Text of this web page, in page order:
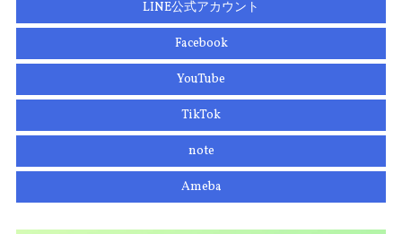
LINE公式アカウント
Facebook
YouTube
TikTok
note
Ameba